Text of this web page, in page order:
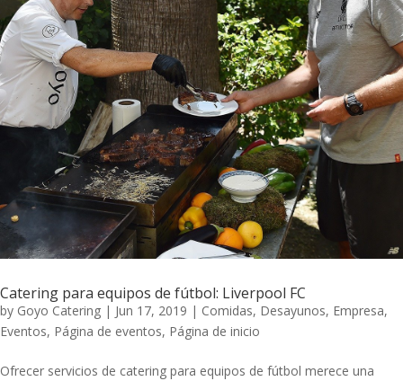
Catering para equipos de fútbol: Liverpool FC
by Goyo Catering | Jun 17, 2019 | Comidas, Desayunos, Empresa,
Eventos, Página de eventos, Página de inicio
Ofrecer servicios de catering para equipos de fútbol merece una